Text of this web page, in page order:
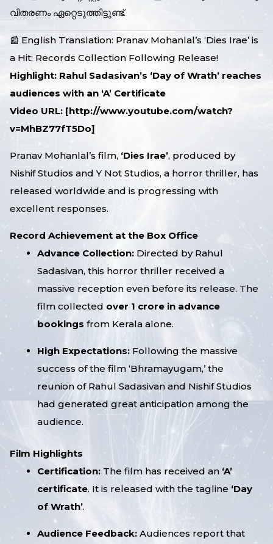
വിതരണം ഏറ്റെടുത്തിട്ടുണ്ട്.
📰 English Translation: Pranav Mohanlal’s ‘Dies Irae’ is
a Hit; Records Collection Following Release!
Highlight: Rahul Sadasivan’s ‘Day of Wrath’ reaches
audiences with an ‘A’ Certificate
Video URL: [http://www.youtube.com/watch?
v=MhBZ77fT5Do]
Pranav Mohanlal’s film, ‘Dies Irae’, produced by
Nishif Studios and Y Not Studios, a horror thriller, has
released worldwide and is progressing with
excellent responses.
Record Achievement at the Box Office
Advance Collection: Directed by Rahul
Sadasivan, this horror thriller received a
massive reception even before its release. The
film collected over ₹1 crore in advance
bookings from Kerala alone.
High Expectations: Following the massive
success of the film ‘Bhramayugam,’ the
reunion of Rahul Sadasivan and Nishif Studios
had generated great anticipation among the
audience.
Film Highlights
Certification: The film has received an ‘A’
certificate. It is released with the tagline ‘Day
of Wrath’.
Audience Feedback: Audiences report that